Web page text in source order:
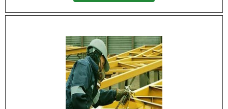
MONTAGEM INDUSTRIAL NA BAHIASe alguém
industrial na bahia responsável, chega até a Teman
Engenharia. Disponibilizand...